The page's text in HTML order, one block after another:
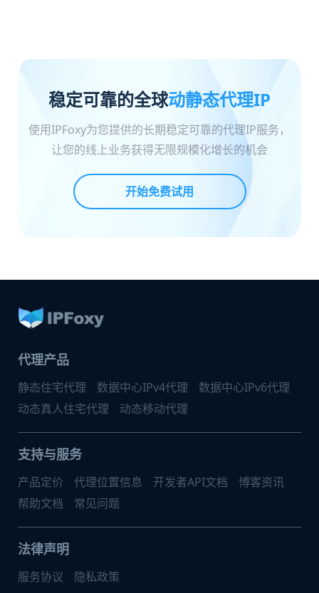
稳定可靠的全球动静态代理IP
使用IPFoxy为您提供的长期稳定可靠的代理IP服务，
让您的线上业务获得无限规模化增长的机会
开始免费试用
代理产品
静态住宅代理 数据中心IPv4代理
数据中心IPv6代理
动态真人住宅代理
动态移动代理
支持与服务
产品定价 代理位置信息 开发者API文档
博客资讯
帮助文档
常见问题
法律声明
服务协议 隐私政策